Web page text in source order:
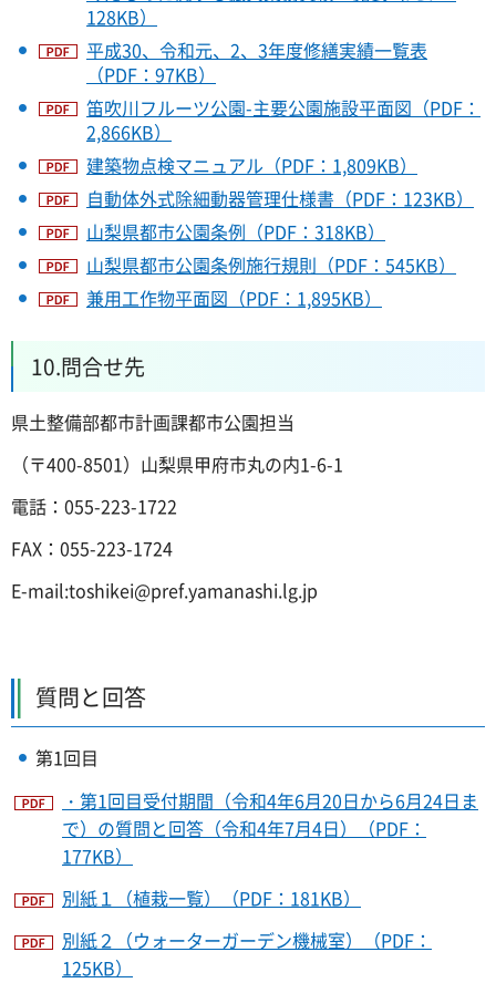
128KB）
平成30、令和元、2、3年度修繕実績一覧表
（PDF：97KB）
笛吹川フルーツ公園-主要公園施設平面図（PDF：
2,866KB）
建築物点検マニュアル（PDF：1,809KB）
自動体外式除細動器管理仕様書（PDF：123KB）
山梨県都市公園条例（PDF：318KB）
山梨県都市公園条例施行規則（PDF：545KB）
兼用工作物平面図（PDF：1,895KB）
10.問合せ先
県土整備部都市計画課都市公園担当
（〒400-8501）山梨県甲府市丸の内1-6-1
電話：055-223-1722
FAX：055-223-1724
E-mail:toshikei@pref.yamanashi.lg.jp
質問と回答
第1回目
・第1回目受付期間（令和4年6月20日から6月24日ま
で）の質問と回答（令和4年7月4日）（PDF：
177KB）
別紙１（植栽一覧）（PDF：181KB）
別紙２（ウォーターガーデン機械室）（PDF：
125KB）